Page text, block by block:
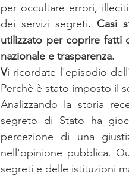
per occultare errori,
dei servizi segreti. Casi
utilizzato per coprire fatti
nazionale e trasparenza.
Vi ricordate l'episodio
Perchè è stato imposto il
Analizzando la storia
segreto di Stato ha
percezione di una
nell'opinione pubblica.
segreti e delle istituzioni